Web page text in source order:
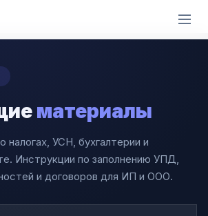
материалы
налогах, УСН, бухгалтерии и
Инструкции по заполнению УПД,
и договоров для ИП и ООО.